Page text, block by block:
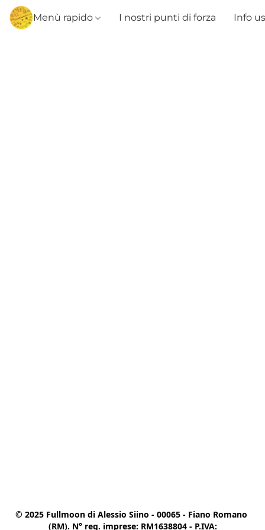
Menù rapido I nostri punti di forza Info
© 2025 Fullmoon di Alessio Siino - 00065 - Fiano Romano
(RM). N° reg. imprese: RM1638804 - P.IVA: